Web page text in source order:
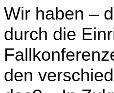
Wir haben –
durch die
den